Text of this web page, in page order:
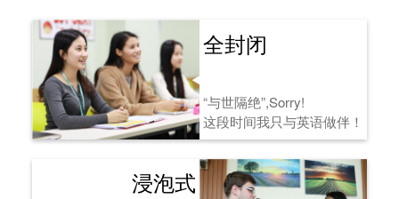
全封闭
“与世隔绝”,Sorry!
这段时间我只与英语做伴！
浸泡式